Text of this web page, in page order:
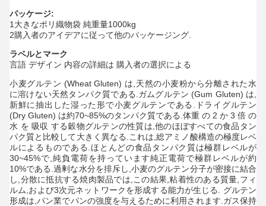
パッケージ:
1大きなポリ織物袋 純重量1000kg
2購入者のアイデアに従って他のパッケージング.
ラベルとマーク
言語 デザイン 内容の詳細は 購入者の選択による
小麦グルテン (Wheat Gluten) は,天然の小麦粉から分離された水
に溶けない天然タンパク質である.ガムグルテン (Gum Gluten) は,
新鮮に抽出した湿った形で小麦グルテンである.ドライグルテン
(Dry Gluten) は約70~85%のタンパク質である.体重 の 2 か 3 倍 の
水 を 吸収 する穀物グルテンの性質は,他のほぼすべての食品タン
パク質と比較して大きく異なる.これは,総アミノ酸構造の極度レベ
ルによるものである.ほとんどの食品タンパク質は極群レベルが
30~45%で,純負電荷を持っています純正電荷で極群レベルが約
10%である.過剰な水分を排斥し,小麦のグルテン分子が密接に結合
し,分散に抵抗する焼肉製品では,この結果,粘着性のある質量,フィ
ルム,および3次元ネットワークを形成する能力が生じる. グルテン
形成は,パン業でパンの強度を与えるために利用されます.ガス保持